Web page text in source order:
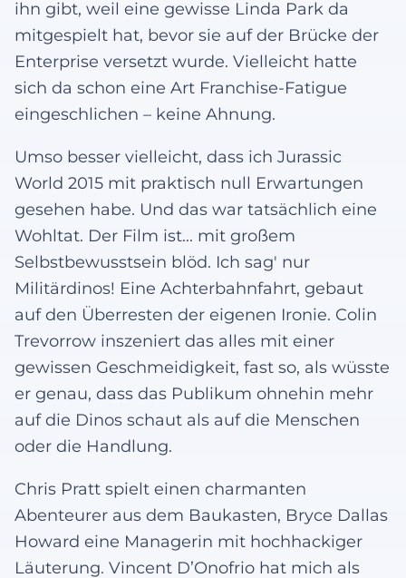
ihn gibt, weil eine gewisse Linda Park da
mitgespielt hat, bevor sie auf der Brücke der
Enterprise versetzt wurde. Vielleicht hatte
sich da schon eine Art Franchise-Fatigue
eingeschlichen – keine Ahnung.
Umso besser vielleicht, dass ich Jurassic
World 2015 mit praktisch null Erwartungen
gesehen habe. Und das war tatsächlich eine
Wohltat. Der Film ist... mit großem
Selbstbewusstsein blöd. Ich sag' nur
Militärdinos! Eine Achterbahnfahrt, gebaut
auf den Überresten der eigenen Ironie. Colin
Trevorrow inszeniert das alles mit einer
gewissen Geschmeidigkeit, fast so, als wüsste
er genau, dass das Publikum ohnehin mehr
auf die Dinos schaut als auf die Menschen
oder die Handlung.
Chris Pratt spielt einen charmanten
Abenteurer aus dem Baukasten, Bryce Dallas
Howard eine Managerin mit hochhackiger
Läuterung. Vincent D’Onofrio hat mich als